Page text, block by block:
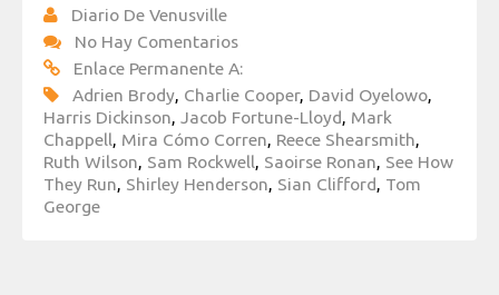
Diario De Venusville
No Hay Comentarios
Enlace Permanente A:
Adrien Brody, Charlie Cooper, David Oyelowo,
Harris Dickinson, Jacob Fortune-Lloyd, Mark
Chappell, Mira Cómo Corren, Reece Shearsmith,
Ruth Wilson, Sam Rockwell, Saoirse Ronan, See How
They Run, Shirley Henderson, Sian Clifford, Tom
George